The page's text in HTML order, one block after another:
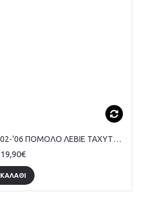
NISSAN ALMΕRA/PRΙMERA '02-'06 ΠΟΜΟΛΟ ΛΕΒΙΕ ΤΑΧΥΤΗΤΩΝ, 5 ΤΑΧΥΤΗΤΕΣ, TEMAXIO
19,90€
ΚΑΛΆΘΙ